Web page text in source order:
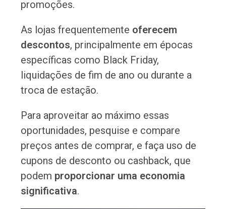
promoções.
As lojas frequentemente oferecem
descontos, principalmente em épocas
específicas como Black Friday,
liquidações de fim de ano ou durante a
troca de estação.
Para aproveitar ao máximo essas
oportunidades, pesquise e compare
preços antes de comprar, e faça uso de
cupons de desconto ou cashback, que
podem proporcionar uma economia
significativa.